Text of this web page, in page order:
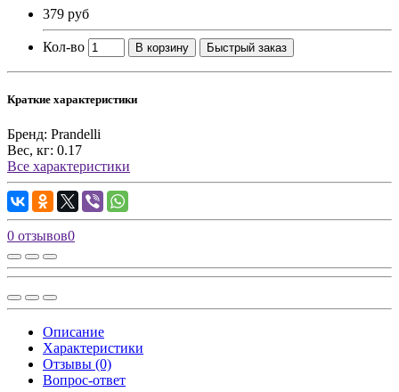
379 руб
Кол-во В корзину Быстрый заказ
Краткие характеристики
Бренд: Prandelli
Вес, кг: 0.17
Все характеристики
0 отзывов0
Описание
Характеристики
Отзывы (0)
Вопрос-ответ